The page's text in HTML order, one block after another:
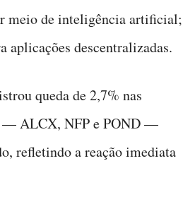
meio de inteligência artificial;
descentralizadas.
queda de 2,7% nas
— ALCX, NFP e POND —
refletindo a reação imediata